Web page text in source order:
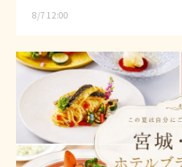
8/7 12:00